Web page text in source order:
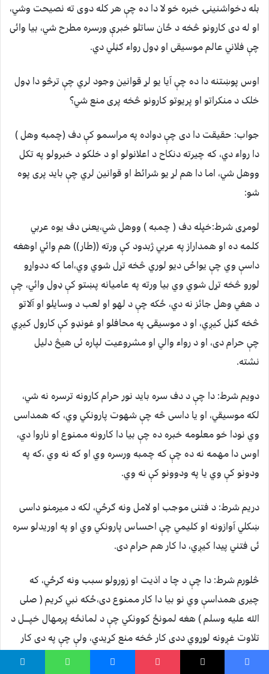
بله دخواشنینۍ خبره خو لا دا ده چې هر کله دوی ته نصیحت وشي،
او له دی کارونو څخه د ځان ساتلو خبرې ورسره مطرح شي، بیا وائی
چې فلاني عالم موسیقی او ډول رواء ګڼلي دي.
اوس پوښتنه دا ده چې آیا یو لړ قوانین وجود لري چې ترڅو دا ډول
خلک د منکراتو او پریوتو کارونو څخه پری منع شي؟
جواب: حقیقت دا دی چې دواده په مراسمو کې دف (چمبه وهل )
دا رواء دي، که چیرته دنکاح د اعلانولو او د خلکو د خبرولو په تکل
ووهل شي، اما دا هم لړ یو شرائط او قوانین لري چې باید پری پوه
شو:
لومړی شرط:خپله دف ( چمبه ) ووهل شي،یعنی دف یوه عربي
کلمه ده او همداراز په عربي ژبدود کې ورته ((طار)) هم وائي اوهغه
داسې وي چې یواځی دیو لوري څخه تړل شوي وي،اما که ددواړو
لورو څخه تړل شوي وي بیا ورته په عامیانه پښتو کې ډول وائي، چې
د هغي وهل جائز نه دي، ځکه چې د لهو او لعب د وسایلو او آلاتو
څخه ګڼل کیږي، او د موسیقۍ په محافلو او غونډو کې کارول کیږي
چې حرام دی، او د رواء والي او مشروعیت لپاره ئی هیڅ دلیل
نشته.
دویم شرط: دا چې د دف سره باید نور حرام کارونه ترسره نه شي،
لکه موسیقي، او یا داسی څه چې شهوت پارونکي وي، که همداسی
وي نودا خو معلومه خبره ده چې بیا دا کارونه ممنوع او ناروا دي،
اوس دا مهمه نه ده چې که چمبه ورسره وي او که نه وي ،که په
ودونو کې وي یا په ودوونو کې نه وي.
دریم شرط: د فتنی موجب او لامل ونه ګرځي، لکه د میرمنو داسی
ښکلي آوازونه او کلیمي چې احساس پارونکي وي او په اوریدلو سره
ئی فتني پیدا کیږي، دا کار هم حرام دی.
څلورم شرط: دا چې د چا د اذیت او زورولو سبب ونه ګرځي، که
چیری همداسې وي نو بیا دا کار ممنوع دی،ځکه نبي کریم ( صلی
الله علیه وسلم ) هغه لمونځ کوونکي چې د لمانځه پرمهال خپــــل د
تلاوت غږونه لوړوي ددی کار څخه منع کړیدي، ولې چې په دی کار
سره د نورو لمونځ کوونکو په ذهنوکې تشویش پریوځي، او د هغوی